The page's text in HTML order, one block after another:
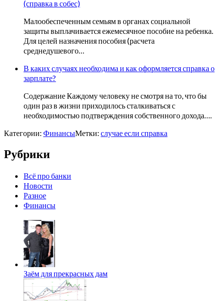
(справка в собес)
Малообеспеченным семьям в органах социальной
защиты выплачивается ежемесячное пособие на ребенка.
Для целей назначения пособия (расчета
среднедушевого…
В каких случаях необходима и как оформляется справка о
зарплате?
Содержание Каждому человеку не смотря на то, что бы
один раз в жизни приходилось сталкиваться с
необходимостью подтверждения собственного дохода….
Категории: ФинансыМетки: случае если справка
Рубрики
Всё про банки
Новости
Разное
Финансы
Заём для прекрасных дам